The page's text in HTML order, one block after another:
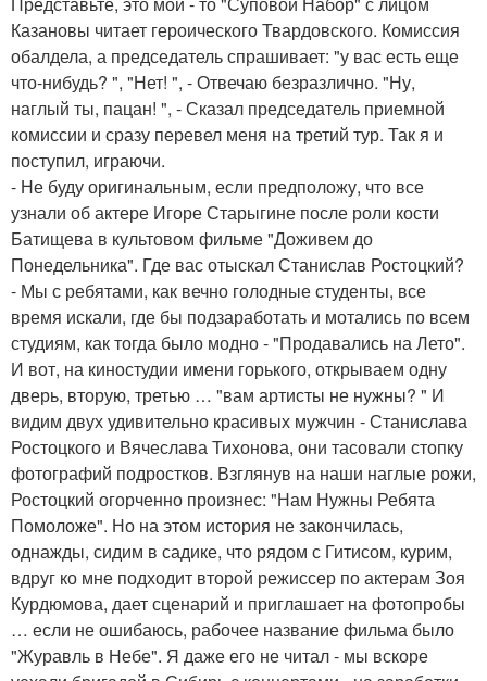
Казановы читает героического Твардовского. Комиссия
обалдела, а председатель спрашивает: "у вас есть еще
что-нибудь? ", "Нет! ", - Отвечаю безразлично. "Ну,
наглый ты, пацан! ", - Сказал председатель приемной
комиссии и сразу перевел меня на третий тур. Так я и
поступил, играючи.
- Не буду оригинальным, если предположу, что все
узнали об актере Игоре Старыгине после роли кости
Батищева в культовом фильме "Доживем до
Понедельника". Где вас отыскал Станислав Ростоцкий?
- Мы с ребятами, как вечно голодные студенты, все
время искали, где бы подзаработать и мотались по всем
студиям, как тогда было модно - "Продавались на Лето".
И вот, на киностудии имени горького, открываем одну
дверь, вторую, третью … "вам артисты не нужны? " И
видим двух удивительно красивых мужчин - Станислава
Ростоцкого и Вячеслава Тихонова, они тасовали стопку
фотографий подростков. Взглянув на наши наглые рожи,
Ростоцкий огорченно произнес: "Нам Нужны Ребята
Помоложе". Но на этом история не закончилась,
однажды, сидим в садике, что рядом с Гитисом, курим,
вдруг ко мне подходит второй режиссер по актерам Зоя
Курдюмова, дает сценарий и приглашает на фотопробы
… если не ошибаюсь, рабочее название фильма было
"Журавль в Небе". Я даже его не читал - мы вскоре